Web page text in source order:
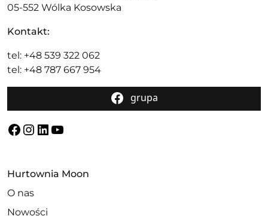
05-552 Wólka Kosowska
Kontakt:
tel: +48 539 322 062
tel: +48 787 667 954
grupa
Facebook
Instagram
LinkedIn
YouTube
Hurtownia Moon
O nas
Nowości